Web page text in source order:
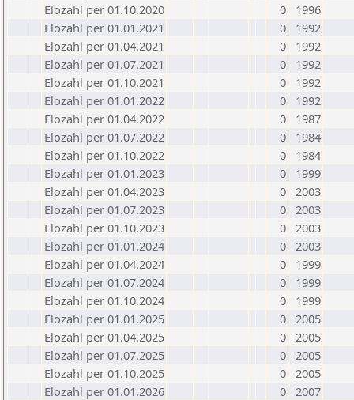
Elozahl per 01.10.2020
0
1996
Elozahl per 01.01.2021
0
1992
Elozahl per 01.04.2021
0
1992
Elozahl per 01.07.2021
0
1992
Elozahl per 01.10.2021
0
1992
Elozahl per 01.01.2022
0
1992
Elozahl per 01.04.2022
0
1987
Elozahl per 01.07.2022
0
1984
Elozahl per 01.10.2022
0
1984
Elozahl per 01.01.2023
0
1999
Elozahl per 01.04.2023
0 2003
Elozahl per 01.07.2023
0 2003
Elozahl per 01.10.2023
0 2003
Elozahl per 01.01.2024
0 2003
Elozahl per 01.04.2024
0
1999
Elozahl per 01.07.2024
0
1999
Elozahl per 01.10.2024
0
1999
Elozahl per 01.01.2025
0 2005
Elozahl per 01.04.2025
0 2005
Elozahl per 01.07.2025
0 2005
Elozahl per 01.10.2025
0 2005
Elozahl per 01.01.2026
0 2007